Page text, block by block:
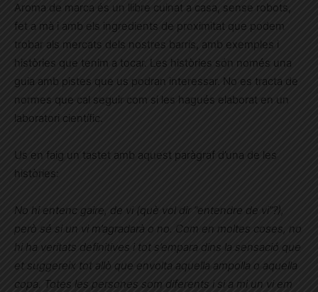
Aroma de marca és un llibre cuinat a casa, sense robots,
fet a mà i amb els ingredients de proximitat que podem
trobar als mercats dels nostres barris, amb exemples i
històries que tenim a tocar. Les històries són només una
guia amb pistes que us podran interessar. No es tracta de
normes que cal seguir com si les hagués elaborat en un
laboratori científic.
Us en faig un tastet amb aquest paràgraf d’una de les
històries:
No hi entenc gaire, de vi (què vol dir “entendre de vi”?),
però sé si un vi m’agradarà o no. Com en moltes coses, no
hi ha veritats definitives i tot s’empara dins la sensació que
et suggereix tot allò que envolta aquella ampolla o aquella
copa. Totes les persones som diferents i si a mi un vi em